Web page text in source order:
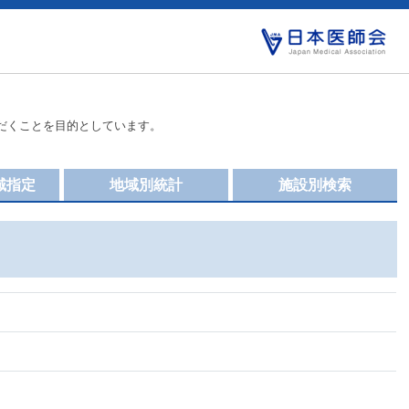
ことを目的としています。
施設別検索
地域別統計
指定